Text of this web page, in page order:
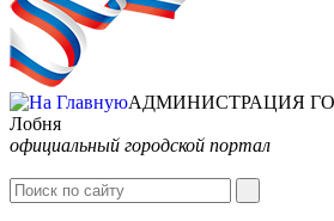
АДМИНИСТРАЦИЯ
Лобня
официальный городской портал